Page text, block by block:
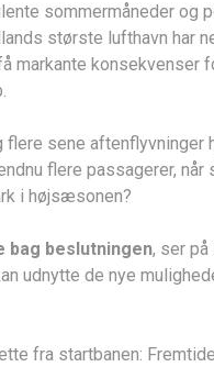
sommermåneder
største lufthavn har
markante konsekvenser
sene aftenflyvninger
flere passagerer,
i højsæsonen?
bag beslutningen, ser på
udnytte de nye
fra startbanen: